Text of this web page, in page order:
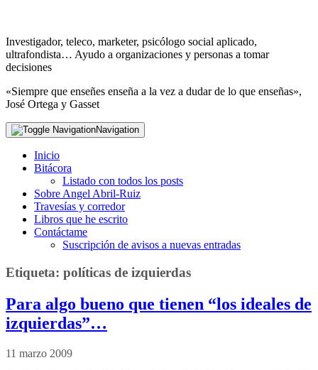
Investigador, teleco, marketer, psicólogo social aplicado,
ultrafondista… Ayudo a organizaciones y personas a tomar
decisiones
«Siempre que enseñes enseña a la vez a dudar de lo que enseñas»,
José Ortega y Gasset
Navigation
Inicio
Bitácora
Listado con todos los posts
Sobre Angel Abril-Ruiz
Travesías y corredor
Libros que he escrito
Contáctame
Suscripción de avisos a nuevas entradas
Etiqueta: políticas de izquierdas
Para algo bueno que tienen “los ideales de
izquierdas”…
11 marzo 2009